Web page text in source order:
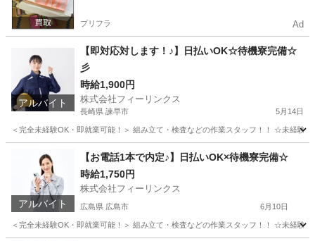
プリフラ Ad
アルバイト
【即対応対します！♪】日払いOK☆待機寮完備☆
彡
時給1,900円
株式会社フィーリンクス
長崎県 諫早市 5月14日
＜完全未経験OK・即就業可能！＞ 組み立て・検査などの作業スタッフ！！ ☆未経
軽作業 時給
アルバイト
【お電話1本で内定♪】日払いOK×待機寮完備☆
時給1,750円
株式会社フィーリンクス
広島県 広島市 6月10日
＜完全未経験OK・即就業可能！＞ 組み立て・検査などの作業スタッフ！！ ☆未経